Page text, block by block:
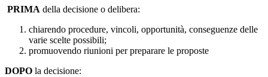
PRIMA della decisione o delibera:
chiarendo procedure, vincoli, opportunità, conseguenze delle
varie scelte possibili;
promuovendo riunioni per preparare le proposte
DOPO la decisione: